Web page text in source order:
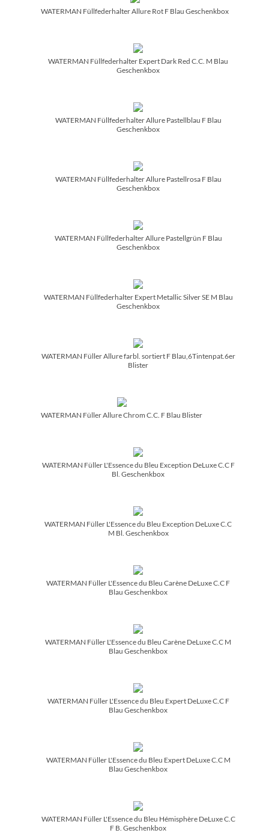
WATERMAN Füllfederhalter Allure Rot F Blau Geschenkbox
WATERMAN Füllfederhalter Expert Dark Red C.C. M Blau
Geschenkbox
WATERMAN Füllfederhalter Allure Pastellblau F Blau
Geschenkbox
WATERMAN Füllfederhalter Allure Pastellrosa F Blau
Geschenkbox
WATERMAN Füllfederhalter Allure Pastellgrün F Blau
Geschenkbox
WATERMAN Füllfederhalter Expert Metallic Silver SE M Blau
Geschenkbox
WATERMAN Füller Allure farbl. sortiert F Blau,6Tintenpat.6er
Blister
WATERMAN Füller Allure Chrom C.C. F Blau Blister
WATERMAN Füller L'Essence du Bleu Exception DeLuxe C.C F
Bl. Geschenkbox
WATERMAN Füller L'Essence du Bleu Exception DeLuxe C.C
M Bl. Geschenkbox
WATERMAN Füller L'Essence du Bleu Carène DeLuxe C.C F
Blau Geschenkbox
WATERMAN Füller L'Essence du Bleu Carène DeLuxe C.C M
Blau Geschenkbox
WATERMAN Füller L'Essence du Bleu Expert DeLuxe C.C F
Blau Geschenkbox
WATERMAN Füller L'Essence du Bleu Expert DeLuxe C.C M
Blau Geschenkbox
WATERMAN Füller L'Essence du Bleu Hémisphère DeLuxe C.C
F B. Geschenkbox